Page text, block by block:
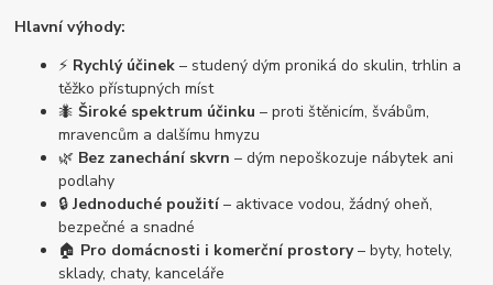
Hlavní výhody:
⚡ Rychlý účinek – studený dým proniká do skulin, trhlin a
těžko přístupných míst
🐜Široké spektrum účinku – proti štěnicím, švábům,
mravencům a dalšímu hmyzu
🌿 Bez zanechání skvrn – dým nepoškozuje nábytek ani
podlahy
🔒Jednoduché použití– aktivace vodou, žádný oheň,
bezpečné a snadné
🏠 Pro domácnosti i komerční prostory– byty, hotely,
sklady, chaty, kanceláře